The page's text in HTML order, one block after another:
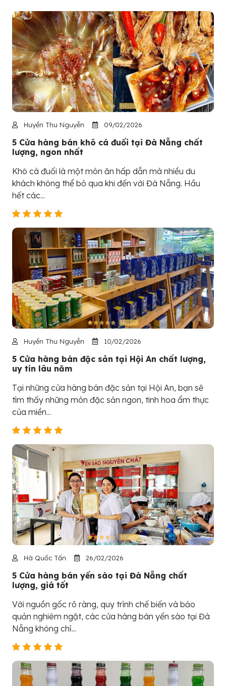
Huyền Thu Nguyễn 09/02/2026
5 Cửa hàng bán khô cá đuối tại Đà Nẵng chất
lượng, ngon nhất
Khô cá đuối là một món ăn hấp dẫn mà nhiều du
khách không thể bỏ qua khi đến với Đà Nẵng. Hầu
hết các...
Huyền Thu Nguyễn 10/02/2026
5 Cửa hàng bán đặc sản tại Hội An chất lượng,
uy tín lâu năm
Tại những cửa hàng bán đặc sản tại Hội An, bạn sẽ
tìm thấy những món đặc sản ngon, tinh hoa ẩm thực
của miền...
Hà Quốc Tấn 26/02/2026
5 Cửa hàng bán yến sào tại Đà Nẵng chất
lượng, giá tốt
Với nguồn gốc rõ ràng, quy trình chế biến và bảo
quản nghiêm ngặt, các cửa hàng bán yến sào tại Đà
Nẵng không chỉ...